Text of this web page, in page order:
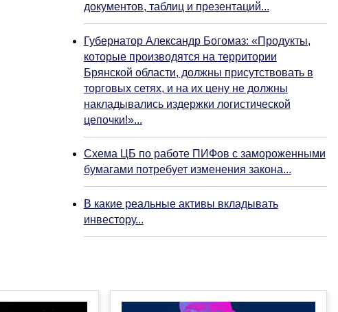
документов, таблиц и презентаций...
Губернатор Александр Богомаз: «Продукты,
которые производятся на территории
Брянской области, должны присутствовать в
торговых сетях, и на их цену не должны
накладывались издержки логистической
цепочки!»...
Схема ЦБ по работе ПИФов с замороженными
бумагами потребует изменения закона...
В какие реальные активы вкладывать
инвестору...